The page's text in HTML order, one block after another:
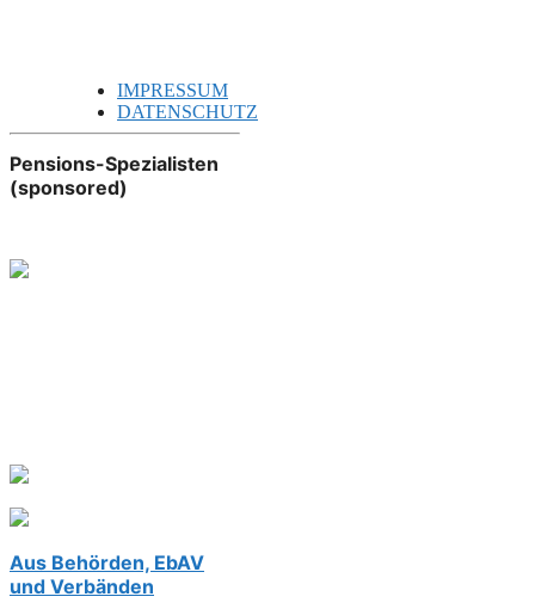
IMPRESSUM
DATENSCHUTZ
Pensions-Spezialisten
(sponsored)
Aus Behörden, EbAV
und Verbänden